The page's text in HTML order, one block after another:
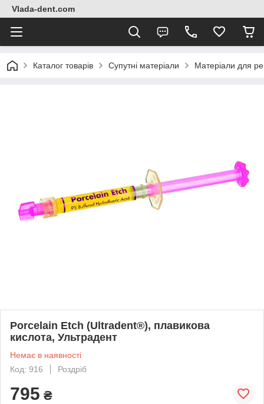
Vlada-dent.com
Каталог товарів Супутні матеріали Матеріали для
Porcelain Etch (Ultradent®), плавикова
кислота, Ультрадент
Немає в наявності
Код: 916
Роздріб
795 ₴